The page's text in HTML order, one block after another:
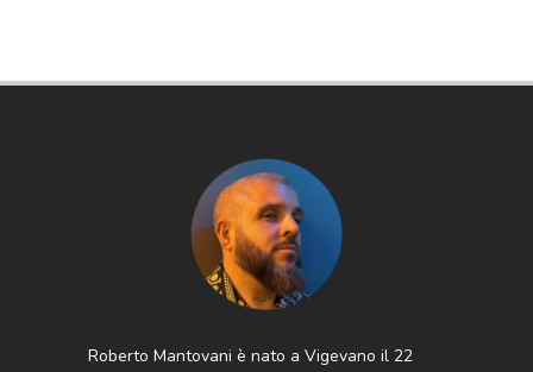
Roberto Mantovani è nato a Vigevano il 22